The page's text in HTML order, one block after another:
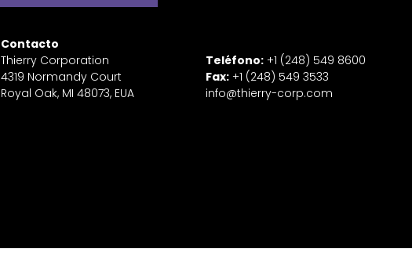
Contacto
Thierry Corporation
4319 Normandy Court
Royal Oak, MI 48073, EUA
Teléfono: +1 (248) 549 8600
Fax: +1 (248) 549 3533
info@thierry-corp.com